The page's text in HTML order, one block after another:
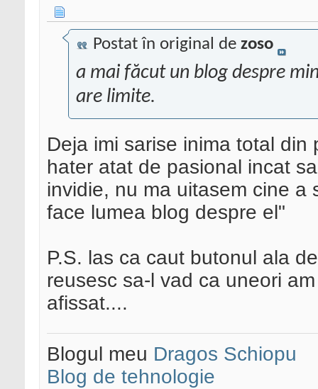
Postat în original de zoso
a mai făcut un blog despre
are limite.
Deja imi sarise inima total
hater atat de pasional incat
invidie, nu ma uitasem cine a
face lumea blog despre el"
P.S. las ca caut butonul ala
reusesc sa-l vad ca uneori
afissat....
Blogul meu Dragos Schiopu
Blog de tehnologie